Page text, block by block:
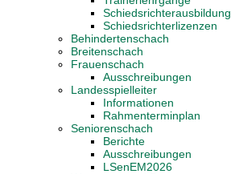
Schiedsrichterausbildung
Schiedsrichterlizenzen
Behindertenschach
Breitenschach
Frauenschach
Ausschreibungen
Landesspielleiter
Informationen
Rahmenterminplan
Seniorenschach
Berichte
Ausschreibungen
LSenEM2026